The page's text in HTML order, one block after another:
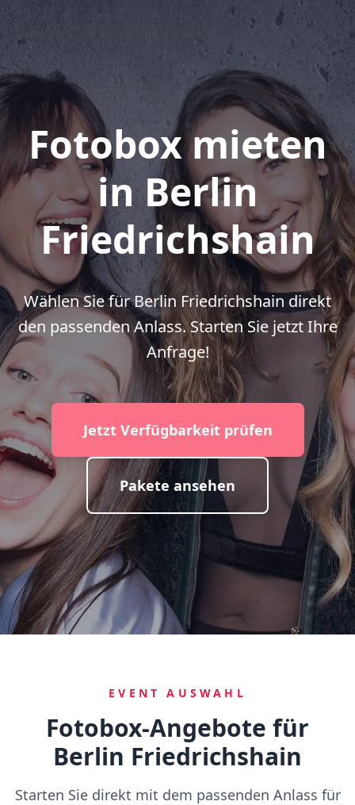
Fotobox mieten
in Berlin
Friedrichshain
Wählen Sie für Berlin Friedrichshain direkt
den passenden Anlass. Starten Sie jetzt Ihre
Anfrage!
Jetzt Verfügbarkeit prüfen
Pakete ansehen
EVENT AUSWAHL
Fotobox-Angebote für
Berlin Friedrichshain
Starten Sie direkt mit dem passenden Anlass für